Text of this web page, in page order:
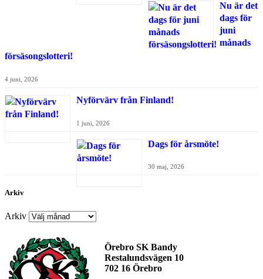
Nu är det
dags för
juni
månads
försäsongslotteri!
4 juni, 2026
Nyförvärv från Finland!
1 juni, 2026
Dags för årsmöte!
30 maj, 2026
Arkiv
Arkiv
Örebro SK Bandy
Restalundsvägen 10
702 16 Örebro